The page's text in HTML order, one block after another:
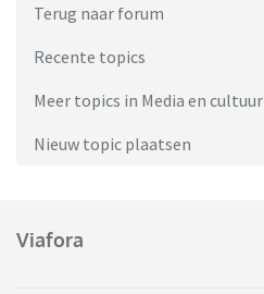
Terug naar forum
Recente topics
Meer topics in Media en cultuur
Nieuw topic plaatsen
Viafora